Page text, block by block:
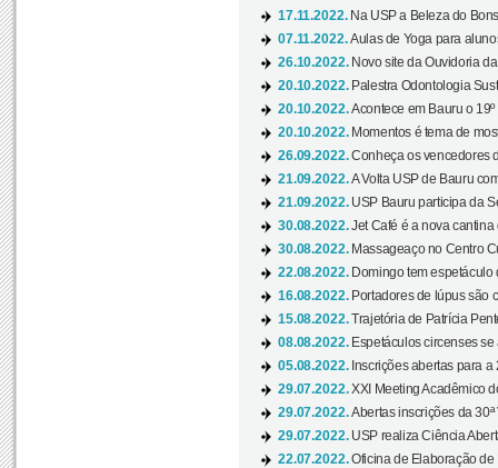
17.11.2022. Na USP a Beleza do
07.11.2022.Aulas de Yoga para
26.10.2022. Novo site da Ouvidoria
20.10.2022. Palestra Odontologia
20.10.2022.Acontece em Bauru o 19º
20.10.2022. Momentos é tema de
26.09.2022.Conheça os vencedores
21.09.2022.A Volta USP de Bauru
21.09.2022. USP Bauru participa da
30.08.2022.Jet Café é a nova
30.08.2022. Massageaço no Centro
22.08.2022. Domingo tem espetáculo
16.08.2022. Portadores de lúpus são
15.08.2022.Trajetória de Patrícia
08.08.2022. Espetáculos circenses
05.08.2022. Inscrições abertas para a
29.07.2022.XXI Meeting Acadêmico
29.07.2022.Abertas inscrições da 30ª
29.07.2022. USP realiza Ciência
22.07.2022.Oficina de Elaboração de